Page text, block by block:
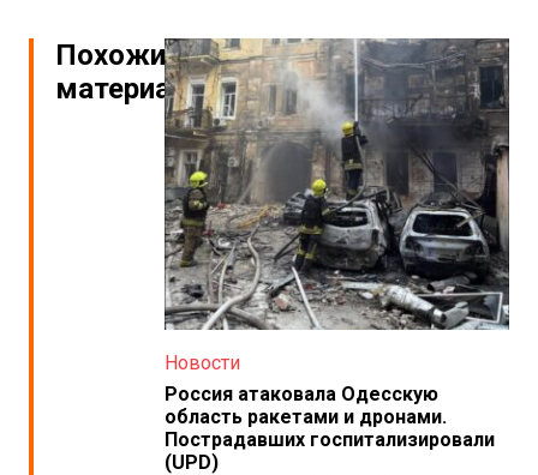
Похожие
материалы
Новости
Россия атаковала Одесскую
область ракетами и дронами.
Пострадавших госпитализировали
(UPD)